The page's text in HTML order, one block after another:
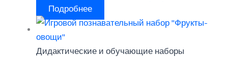
Подробнее
Дидактические и обучающие наборы